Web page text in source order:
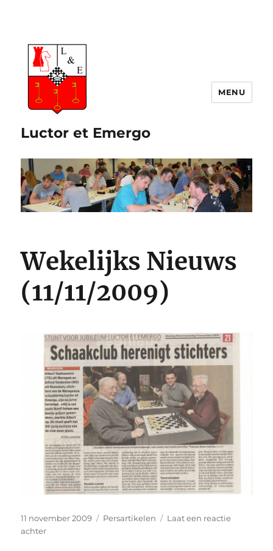
Luctor et Emergo
Wekelijks Nieuws
(11/11/2009)
Gepubliceerd
op
11 november 2009 Categorieën
Persartikelen
Laat een reactie
achterop